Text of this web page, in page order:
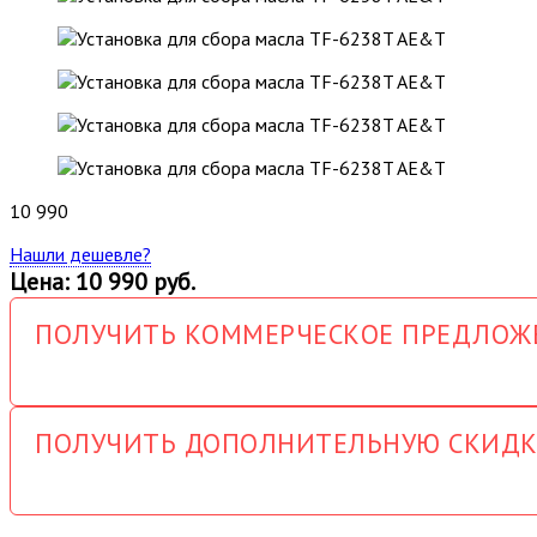
10 990
Нашли дешевле?
Цена: 10 990 руб.
ПОЛУЧИТЬ КОММЕРЧЕСКОЕ
ПОЛУЧИТЬ ДОПОЛНИТЕЛЬНУЮ